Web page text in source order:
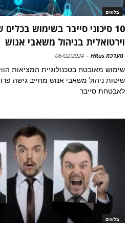
בלוגים
10 סיכוני סייבר בשימוש
וירטואלית בניהול משאבי אנוש
מערכת HRus -
06/02/2024
שימוש מאובטח בטכנולוגיית המציאות
שיטות ניהול משאבי אנוש מחייב גישה
לאבטחת סייבר
בלוגים